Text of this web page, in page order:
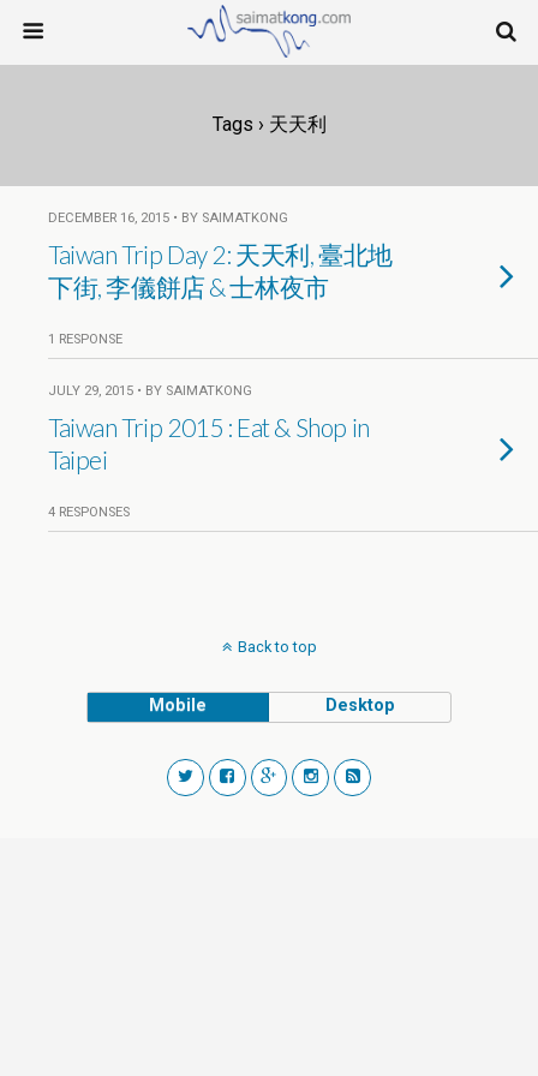
Tags › 天天利
DECEMBER 16, 2015 • BY SAIMATKONG
Taiwan Trip Day 2: 天天利, 臺北地
下街, 李儀餅店 & 士林夜市
1 RESPONSE
JULY 29, 2015 • BY SAIMATKONG
Taiwan Trip 2015 : Eat & Shop in
Taipei
4 RESPONSES
Back to top
Mobile Desktop